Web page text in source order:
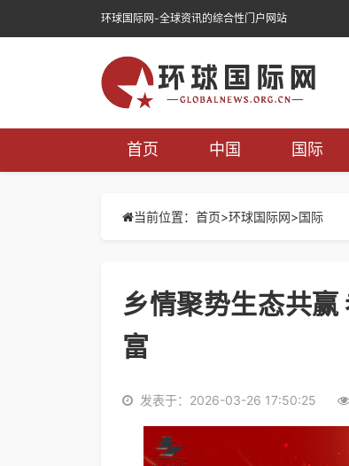
环球国际网-全球资讯的综合性门户网站
首页 中国 国际
当前位置：首页>环球国际网>国际
乡情聚势生态共赢
富
发表于：2026-03-26 17:50:25